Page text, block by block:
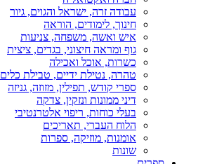
עבודה זרה, ישראל והגוים, גיור
חינוך, לימודים, הוראה
איש ואשה, משפחה, צניעות
גוף ומראה חיצוני, בגדים, ציצית
כשרות, אוכל ואכילה
טהרה, נטילת ידיים, טבילת כלים
ספרי קודש, תפילין, מזוזה, גניזה
דיני ממונות ונזקין, צדקה
בעלי כוחות, ריפוי אלטרנטיבי
הלוח העברי, תאריכים
אומנות, מוזיקה, ספרות
שונות